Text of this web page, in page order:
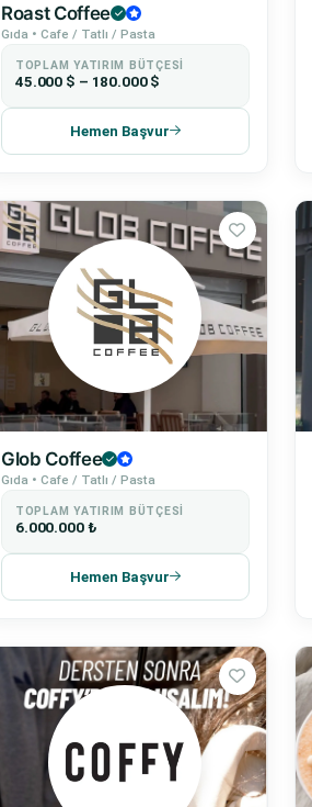
Roast Coffee
Gıda • Cafe / Tatlı / Pasta
TOPLAM YATIRIM BÜTÇESI
45.000 $ – 180.000 $
Hemen Başvur
Glob Coffee
Gıda • Cafe / Tatlı / Pasta
TOPLAM YATIRIM BÜTÇESI
6.000.000 ₺
Hemen Başvur